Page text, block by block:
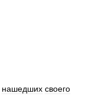
нашедших своего